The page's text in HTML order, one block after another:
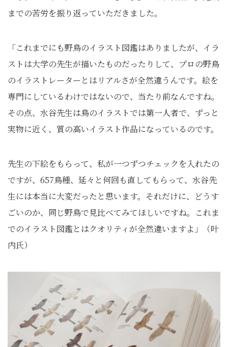
までの苦労を振り返っていただきました。
「これまでにも野鳥のイラスト図鑑はありましたが、イラ
ストは大学の先生が描いたものだったりして、プロの野鳥
のイラストレーターとはリアルさが全然違うんです。絵を
専門にしているわけではないので、当たり前なんですね。
その点、水谷先生は鳥のイラストでは第一人者で、ずっと
実物に近く、質の高いイラスト作品になっているのです。
先生の下絵をもらって、私が一つずつチェックを入れたの
ですが、657鳥種、延々と何回も直してもらって、水谷先
生には本当に大変だったと思います。それだけに、どうす
ごいのか、同じ野鳥で見比べてみてほしいですね。これま
でのイラスト図鑑とはクオリティが全然違いますよ」（叶
内氏）